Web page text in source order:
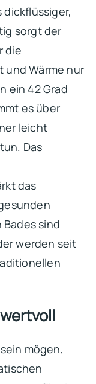
sorgt der
die
und Wärme nur
ein 42 Grad
es über
leicht
Das
das
sind
werden seit
mögen,